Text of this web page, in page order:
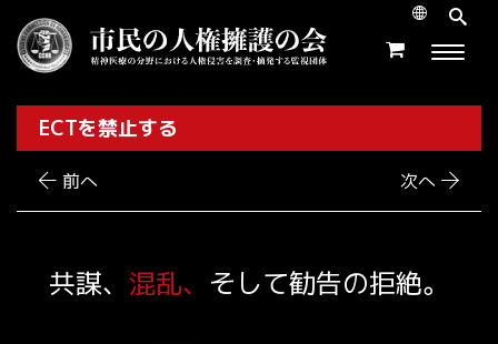
ECTを禁止する
前へ 次へ
共謀、 混乱、 そして勧告の拒絶。